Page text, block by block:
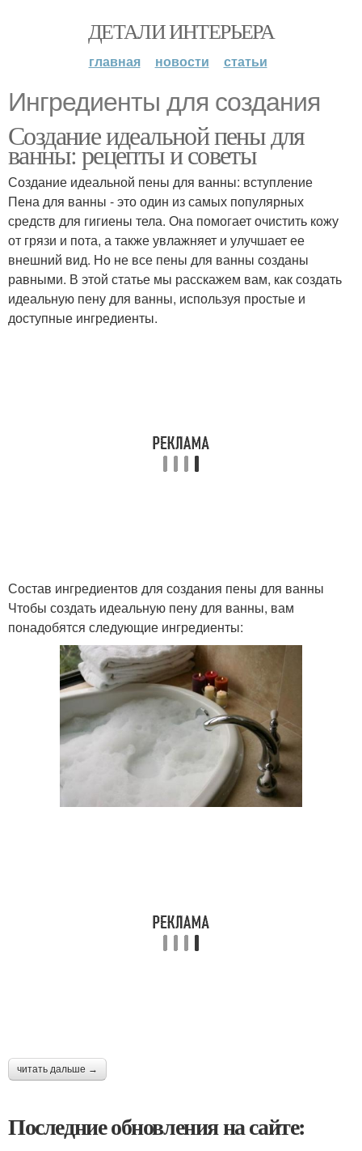
ДЕТАЛИ ИНТЕРЬЕРА
главная новости статьи
Ингредиенты для создания
Создание идеальной пены для
ванны: рецепты и советы
Создание идеальной пены для ванны: вступление
Пена для ванны - это один из самых популярных
средств для гигиены тела. Она помогает очистить кожу
от грязи и пота, а также увлажняет и улучшает ее
внешний вид. Но не все пены для ванны созданы
равными. В этой статье мы расскажем вам, как создать
идеальную пену для ванны, используя простые и
доступные ингредиенты.
Состав ингредиентов для создания пены для ванны
Чтобы создать идеальную пену для ванны, вам
понадобятся следующие ингредиенты:
читать дальше →
Последние обновления на сайте: